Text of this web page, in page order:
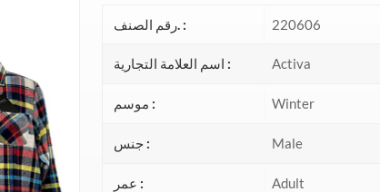
رقم الصنف. : 220606
اسم العلامة التجارية : Activa
موسم : Winter
جنس : Male
عمر : Adult